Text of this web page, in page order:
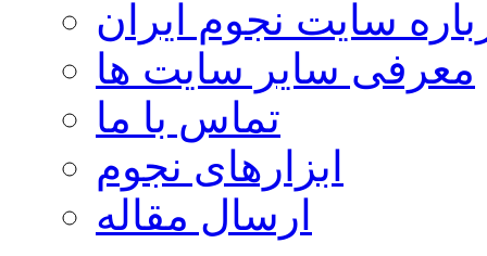
سایت نجوم ایران
معرفی سایر سایت ها
تماس با ما
ابزارهای نجوم
ارسال مقاله